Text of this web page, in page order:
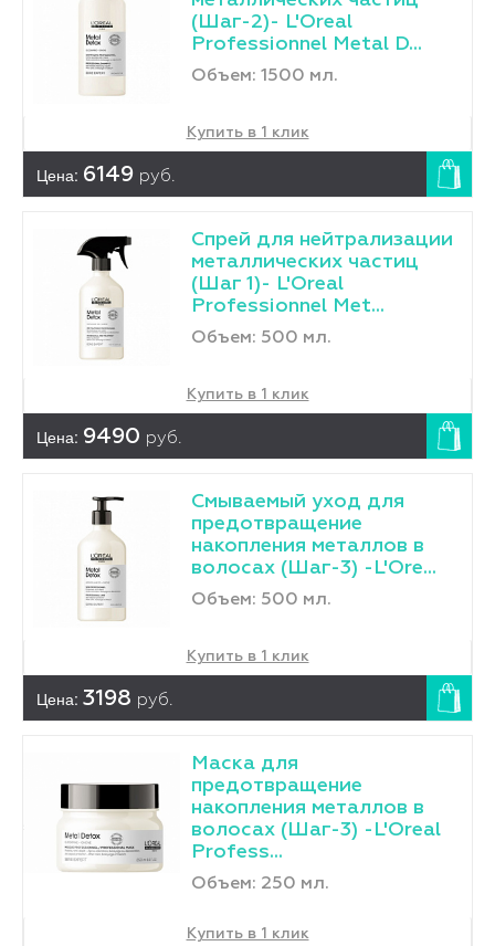
(Шаг-2)- L'Оreal
Professionnel Metal D...
Объем: 1500 мл.
Купить в 1 клик
Цена: 6149 руб.
Спрей для нейтрализации
металлических частиц
(Шаг 1)- L'Оreal
Professionnel Met...
Объем: 500 мл.
Купить в 1 клик
Цена: 9490 руб.
Смываемый уход для
предотвращение
накопления металлов в
волосах (Шаг-3) -L'Оre...
Объем: 500 мл.
Купить в 1 клик
Цена: 3198 руб.
Маска для
предотвращение
накопления металлов в
волосах (Шаг-3) -L'Оreal
Profess...
Объем: 250 мл.
Купить в 1 клик